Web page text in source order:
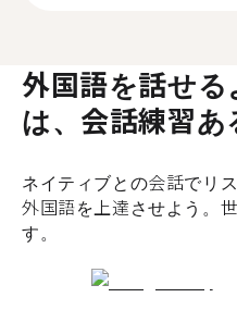
外国語を話せ
は、会話練習あ
ネイティブとの会話でリ
外国語を上達させよう。
す。